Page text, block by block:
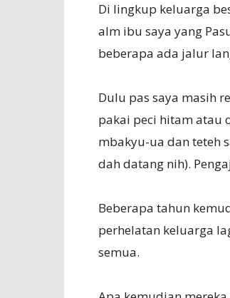
Di lingkup keluarga
alm ibu saya yang
beberapa ada jalur
Dulu pas saya masih
pakai peci hitam atau
mbakyu-ua dan teteh
dah datang nih).
Beberapa tahun
perhelatan keluarga
semua.